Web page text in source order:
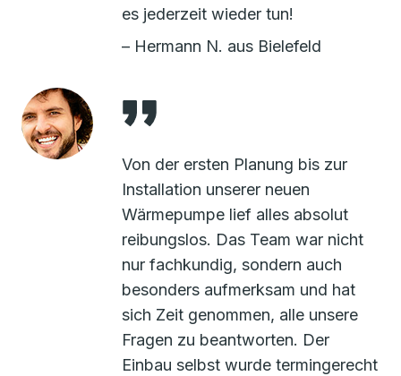
es jederzeit wieder tun!
– Hermann N. aus Bielefeld
Von der ersten Planung bis zur
Installation unserer neuen
Wärmepumpe lief alles absolut
reibungslos. Das Team war nicht
nur fachkundig, sondern auch
besonders aufmerksam und hat
sich Zeit genommen, alle unsere
Fragen zu beantworten. Der
Einbau selbst wurde termingerecht